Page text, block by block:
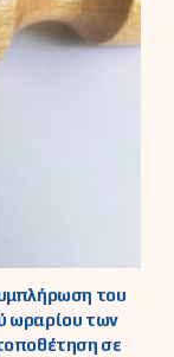
του
ωραρίου των
σε